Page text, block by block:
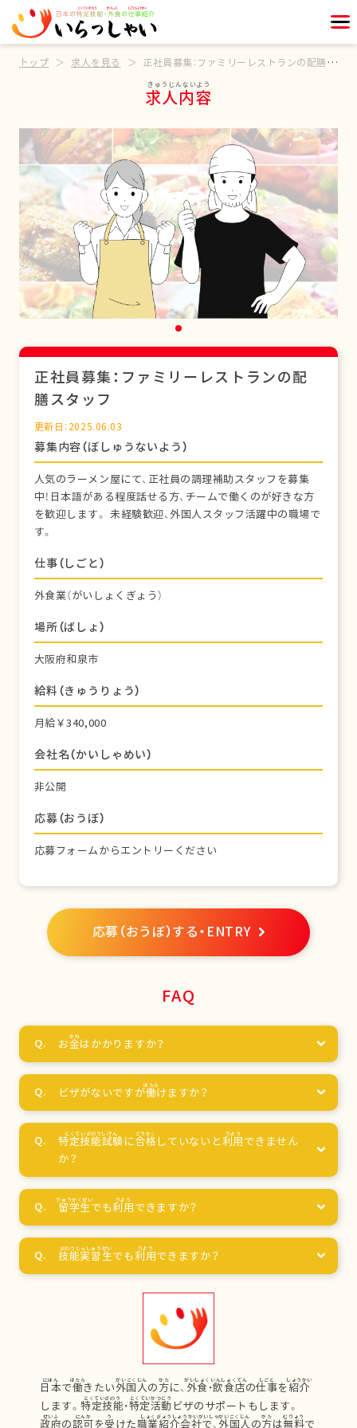
トップ 求人を見る 正社員募集：ファミリーレストランの配膳スタッフ
求人内容
正社員募集：ファミリーレストランの配
膳スタッフ
更新日：2025.06.03
募集内容（ぼしゅうないよう）
人気のラーメン屋にて、正社員の調理補助スタッフを募集
中！日本語がある程度話せる方、チームで働くのが好きな方
を歓迎します。 未経験歓迎、外国人スタッフ活躍中の職場で
す。
仕事（しごと）
外食業（がいしょくぎょう）
場所（ばしょ）
大阪府和泉市
給料（きゅうりょう）
月給￥340,000
会社名（かいしゃめい）
非公開
応募（おうぼ）
応募フォームからエントリーください
応募（おうぼ）する・ENTRY
FAQ
お金はかかりますか？
ビザがないですが働けますか？
特定技能試験に合格 していないと利用 できません
か？
留学生でも利用 できますか？
技能実習生でも利用できますか？
日本で働きたい外国人の方に、 外食 ・飲食店の仕事を紹介
します。特定技能・特定活動 ビザのサポートもします。
政府の認可を受けた職業紹介会社で、 外国人の方は無料で